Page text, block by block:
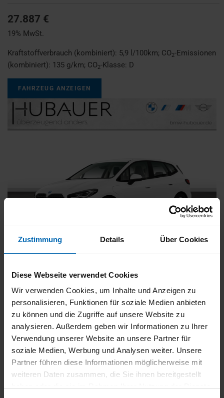
Zustimmung Details Über Cookies
Diese Webseite verwendet Cookies
Wir verwenden Cookies, um Inhalte und Anzeigen zu
personalisieren, Funktionen für soziale Medien anbieten
zu können und die Zugriffe auf unsere Website zu
analysieren. Außerdem geben wir Informationen zu Ihrer
Verwendung unserer Website an unsere Partner für
soziale Medien, Werbung und Analysen weiter. Unsere
Partner führen diese Informationen möglicherweise mit
weiteren Daten zusammen, die Sie ihnen bereitgestellt
27.887 €
19% MwSt.
Kraftstoffverbrauch (kombiniert): 5,9 l/100km; CO2-Emissionen
(kombiniert): 135 g/km; CO2-Klasse: D
FAHRZEUG ANZEIGEN
BMW 225
Gebrauchtwagen
Typ
Pkw
Kilometerstand
54.750 km
Erstzulassung
05/2023
Zustand
Gebrauchtwagen
Leistung
180 kW / 245 PS